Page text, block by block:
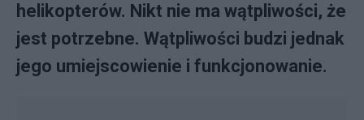
helikopterów. Nikt nie ma wątpliwości, że
jest potrzebne. Wątpliwości budzi jednak
jego umiejscowienie i funkcjonowanie.